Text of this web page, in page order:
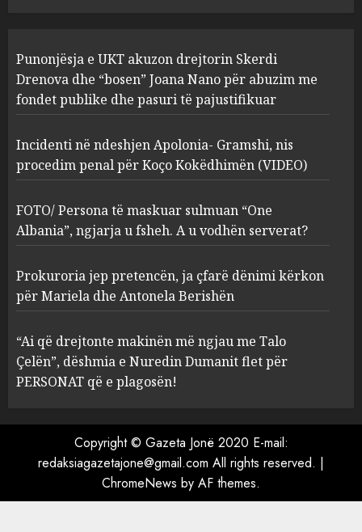
2
Apolonia- Gramshi, nis
procedim penal për Koço
Kokëdhimën (VIDEO)
MARCH 27, 2025
3
FOTO/ Persona të maskuar
sulmuan “One Albania”,
ngjarja u fsheh. A u vodhën
serverat?
MARCH 25, 2025
4
Prokuroria jep pretencën, ja
çfarë dënimi kërkon për
Berishën
MARCH 25, 2025
ngjau me Talo Çelën”,
dëshmia e Nuredin Dumanit
flet për PERSONAT që e
plagosën!
Punonjësja e UKT akuzon drejtorin Skerdi
Drenova dhe “bosen” Joana Nano për abuzim me
fondet publike dhe pasuri të pajustifikuar
Incidenti në ndeshjen Apolonia- Gramshi, nis
procedim penal për Koço Kokëdhimën (VIDEO)
FOTO/ Persona të maskuar sulmuan “One
Albania”, ngjarja u fsheh. A u vodhën serverat?
Prokuroria jep pretencën, ja çfarë dënimi kërkon
për Mariela dhe Antonela Berishën
“Ai që drejtonte makinën më ngjau me Talo
Çelën”, dëshmia e Nuredin Dumanit flet për
PERSONAT që e plagosën!
Copyright © Gazeta Jonë 2020 E-mail:
redaksiagazetajone@gmail.com All rights reserved. |
ChromeNews by AF themes.